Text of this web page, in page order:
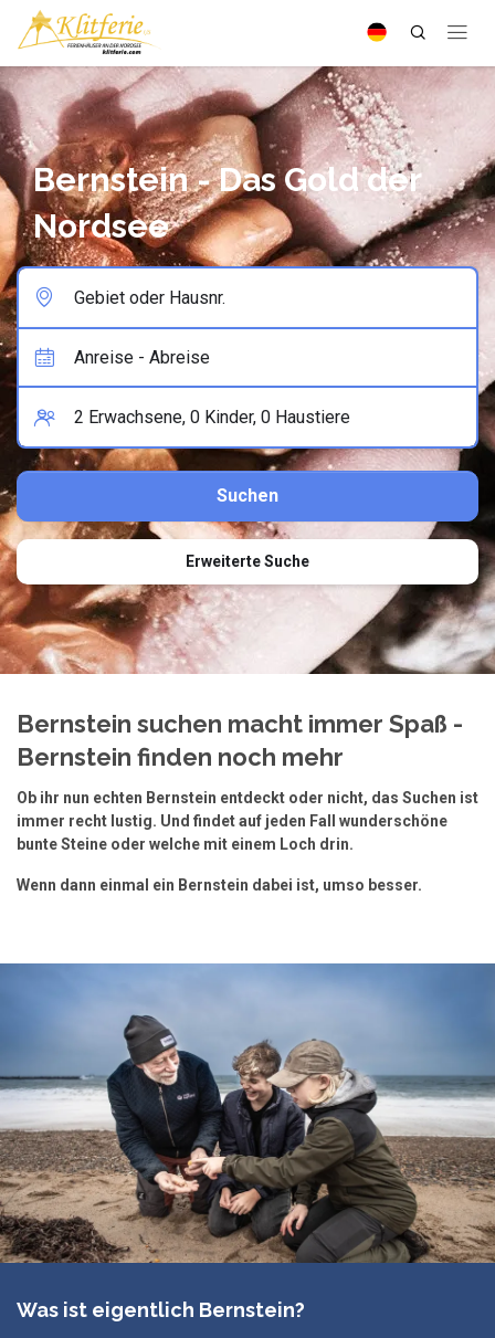
Bernstein - Das Gold der
Nordsee
Erweiterte Suche
Bernstein suchen macht immer Spaß -
Bernstein finden noch mehr
Ob ihr nun echten Bernstein entdeckt oder nicht, das Suchen ist
immer recht lustig. Und findet auf jeden Fall wunderschöne
bunte Steine oder welche mit einem Loch drin.
Wenn dann einmal ein Bernstein dabei ist, umso besser.
Was ist eigentlich Bernstein?